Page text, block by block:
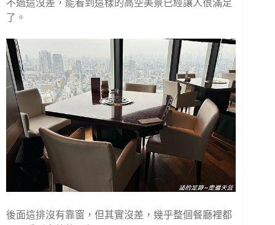
不過這沒差，能看到這樣的高空美景已經讓人很滿足
了。
後面這排沒有靠窗，但其實沒差，幾乎整個餐廳裡都